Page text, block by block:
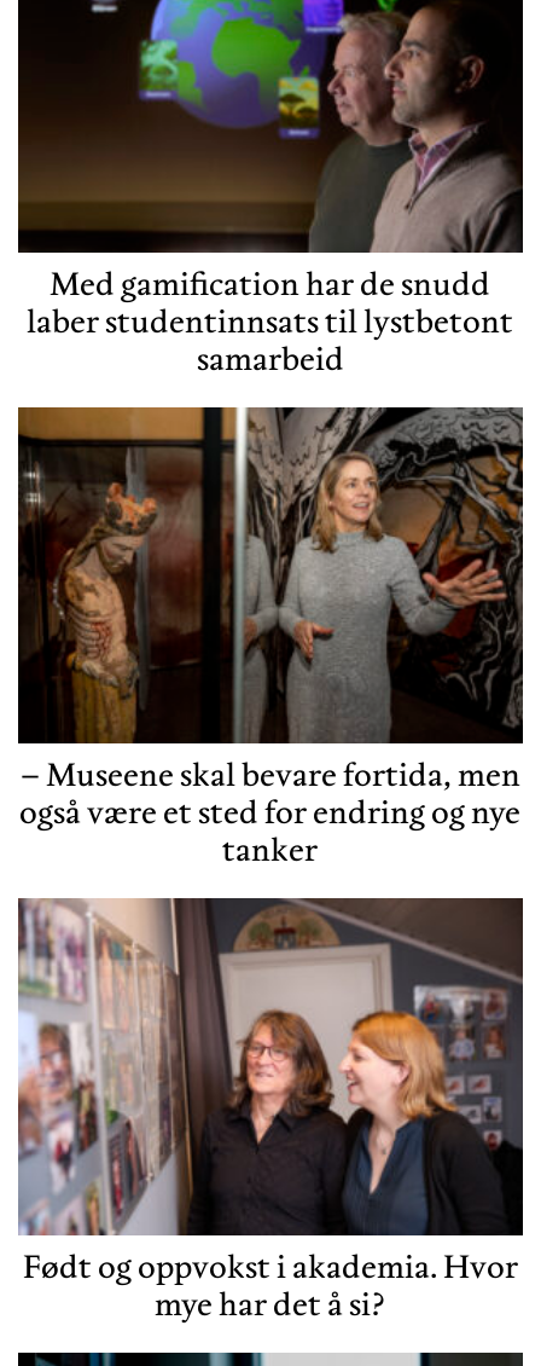
Med gamification har de snudd
laber studentinnsats til lystbetont
samarbeid
– Museene skal bevare fortida, men
også være et sted for endring og nye
tanker
Født og oppvokst i akademia. Hvor
mye har det å si?